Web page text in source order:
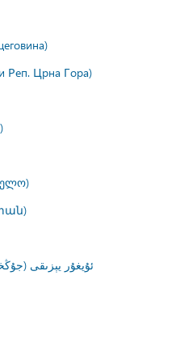
Реп. Црна Гора)
ئۇيغۇر يېزىقى